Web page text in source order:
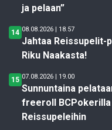
ja pelaan”
14 08.08.2026 | 18.57
Jahtaa Reissupelit-
Riku Naakasta!
15 07.08.2026 | 19.00
Sunnuntaina
freeroll BCPokerilla
Reissupeleihin